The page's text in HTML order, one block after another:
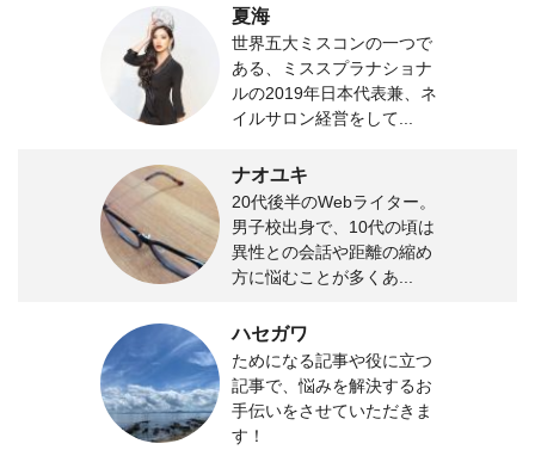
夏海
世界五大ミスコンの一つで
ある、ミススプラナショナ
ルの2019年日本代表兼、ネ
イルサロン経営をして...
ナオユキ
20代後半のWebライター。
男子校出身で、10代の頃は
異性との会話や距離の縮め
方に悩むことが多くあ...
ハセガワ
ためになる記事や役に立つ
記事で、悩みを解決するお
手伝いをさせていただきま
す！